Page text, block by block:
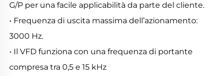
G/P per una facile applicabilità da parte del cliente.
• Frequenza di uscita massima dell’azionamento:
3000 Hz.
• Il VFD funziona con una frequenza di portante
compresa tra 0,5 e 15 kHz